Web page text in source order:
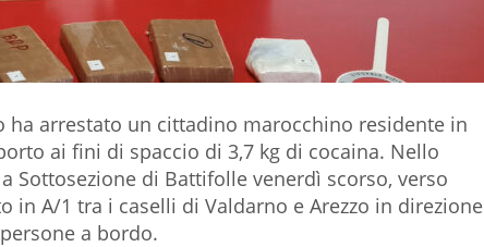
ha arrestato un cittadino marocchino residente in
ai fini di spaccio di 3,7 kg di cocaina. Nello
Sottosezione di Battifolle venerdì scorso, verso
in A/1 tra i caselli di Valdarno e Arezzo in direzione
a bordo.